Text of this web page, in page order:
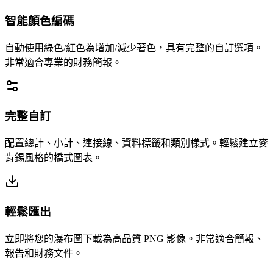
智能顏色編碼
自動使用綠色/紅色為增加/減少著色，具有完整的自訂選項。
非常適合專業的財務簡報。
完整自訂
配置總計、小計、連接線、資料標籤和類別樣式。輕鬆建立麥
肯錫風格的橋式圖表。
輕鬆匯出
立即將您的瀑布圖下載為高品質 PNG 影像。非常適合簡報、
報告和財務文件。